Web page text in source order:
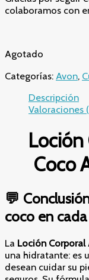
colaboramos con
Agotado
Categorías: Avon,
Descripción
Valoraciones
Loción
Coco
💬
coco en
La Loción Corporal
una hidratante: es
desean cuidar su